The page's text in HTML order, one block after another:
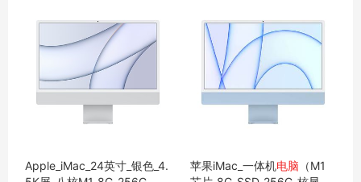
Apple_iMac_24英寸_银色_4.
苹果iMac_一体机电脑 （M1